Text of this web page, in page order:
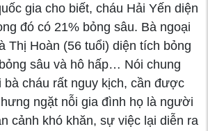
gia cho biết, cháu Hải Yến diện
đó có 21% bỏng sâu. Bà ngoại
Thị Hoàn (56 tuổi) diện tích bỏng
sâu và hô hấp… Nói chung
bà cháu rất nguy kịch, cần được
ngặt nỗi gia đình họ là người
cảnh khó khăn, sự việc lại diễn ra